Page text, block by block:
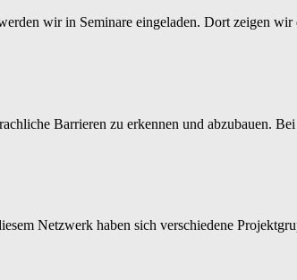
wir in Seminare eingeladen. Dort zeigen
Barrieren zu erkennen und abzubauen.
Netzwerk haben sich verschiedene